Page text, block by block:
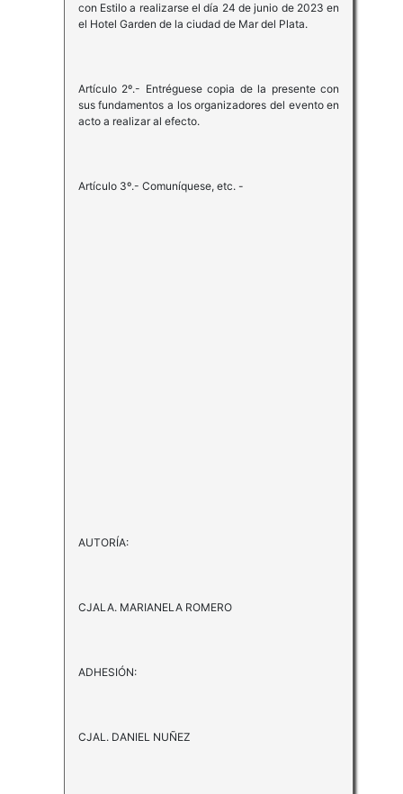
con Estilo a realizarse el día 24 de junio de 2023 en
el Hotel Garden de la ciudad de Mar del Plata.
Artículo 2º.- Entréguese copia de la presente con
sus fundamentos a los organizadores del evento en
acto a realizar al efecto.
Artículo 3º.- Comuníquese, etc. -
AUTORÍA:
CJALA. MARIANELA ROMERO
ADHESIÓN:
CJAL. DANIEL NUÑEZ